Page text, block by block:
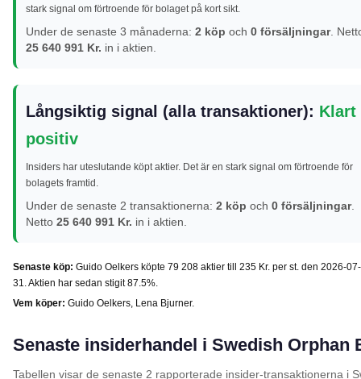
stark signal om förtroende för bolaget på kort sikt.
Under de senaste 3 månaderna: 2 köp och 0 försäljningar.
25 640 991 Kr. in i aktien.
Långsiktig signal (alla transaktioner): Klart
positiv
Insiders har uteslutande köpt aktier. Det är en stark signal om förtroende för
bolagets framtid.
Under de senaste 2 transaktionerna: 2 köp och 0 försäljningar.
Netto 25 640 991 Kr. in i aktien.
Senaste köp: Guido Oelkers köpte 79 208 aktier till 235 Kr. per st. den 2026-07-
31. Aktien har sedan stigit 87.5%.
Vem köper: Guido Oelkers, Lena Bjurner.
Senaste insiderhandel i Swedish Orphan
Tabellen visar de senaste 2 rapporterade insider-transaktionerna i